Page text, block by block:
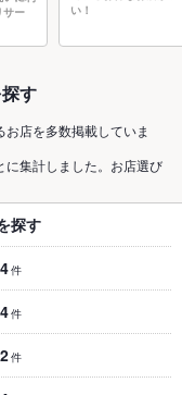
サー
い！
す
店を多数掲載していま
に集計しました。お店選び
探す
件
件
件